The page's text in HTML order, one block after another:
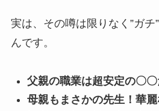
実は、その噂は限りなく”ガチ
んです。
父親の職業は超安定の〇〇
母親もまさかの先生！華